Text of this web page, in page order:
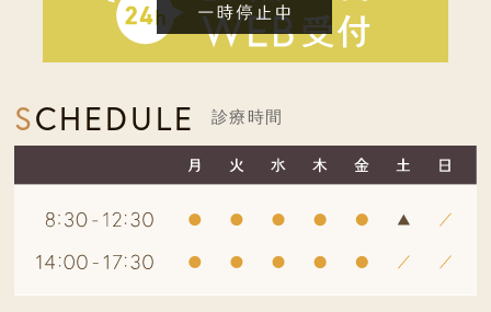
SCHEDULE 診療時間